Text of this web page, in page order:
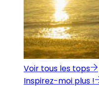
Voir tous les tops
Inspirez-moi plus !